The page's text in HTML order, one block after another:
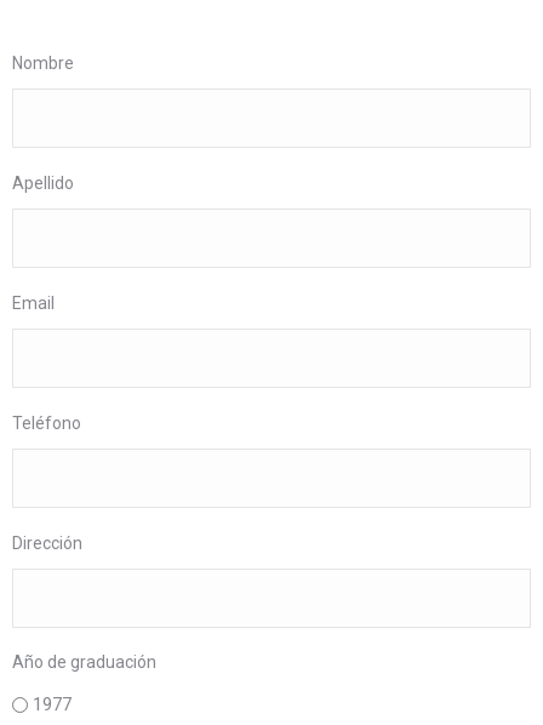
Nombre
Apellido
Email
Teléfono
Dirección
Año de graduación
1977